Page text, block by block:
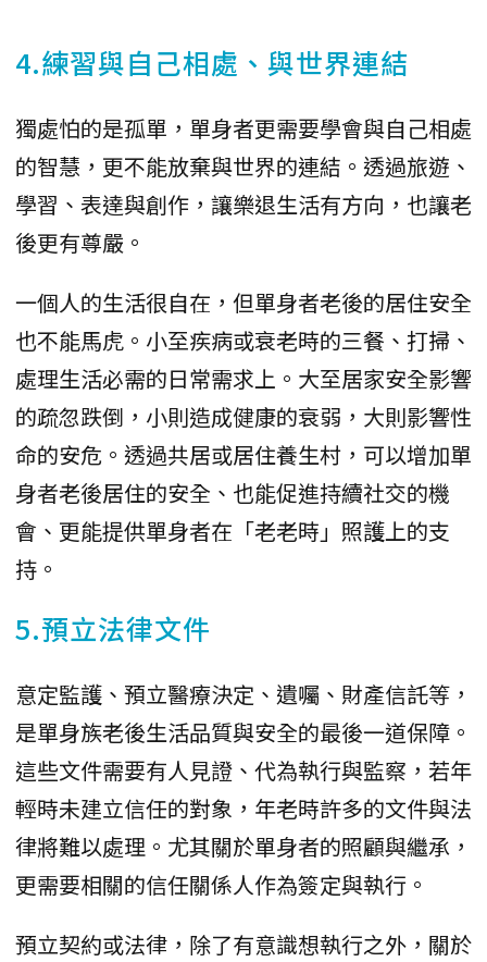
4.練習與自己相處、與世界連結
獨處怕的是孤單，單身者更需要學會與自己相處
的智慧，更不能放棄與世界的連結。透過旅遊、
學習、表達與創作，讓樂退生活有方向，也讓老
後更有尊嚴。
一個人的生活很自在，但單身者老後的居住安全
也不能馬虎。小至疾病或衰老時的三餐、打掃、
處理生活必需的日常需求上。大至居家安全影響
的疏忽跌倒，小則造成健康的衰弱，大則影響性
命的安危。透過共居或居住養生村，可以增加單
身者老後居住的安全、也能促進持續社交的機
會、更能提供單身者在「老老時」照護上的支
持。
5.預立法律文件
意定監護、預立醫療決定、遺囑、財產信託等，
是單身族老後生活品質與安全的最後一道保障。
這些文件需要有人見證、代為執行與監察，若年
輕時未建立信任的對象，年老時許多的文件與法
律將難以處理。尤其關於單身者的照顧與繼承，
更需要相關的信任關係人作為簽定與執行。
預立契約或法律，除了有意識想執行之外，關於